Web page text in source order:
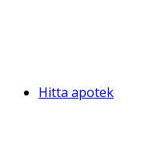
Hitta apotek